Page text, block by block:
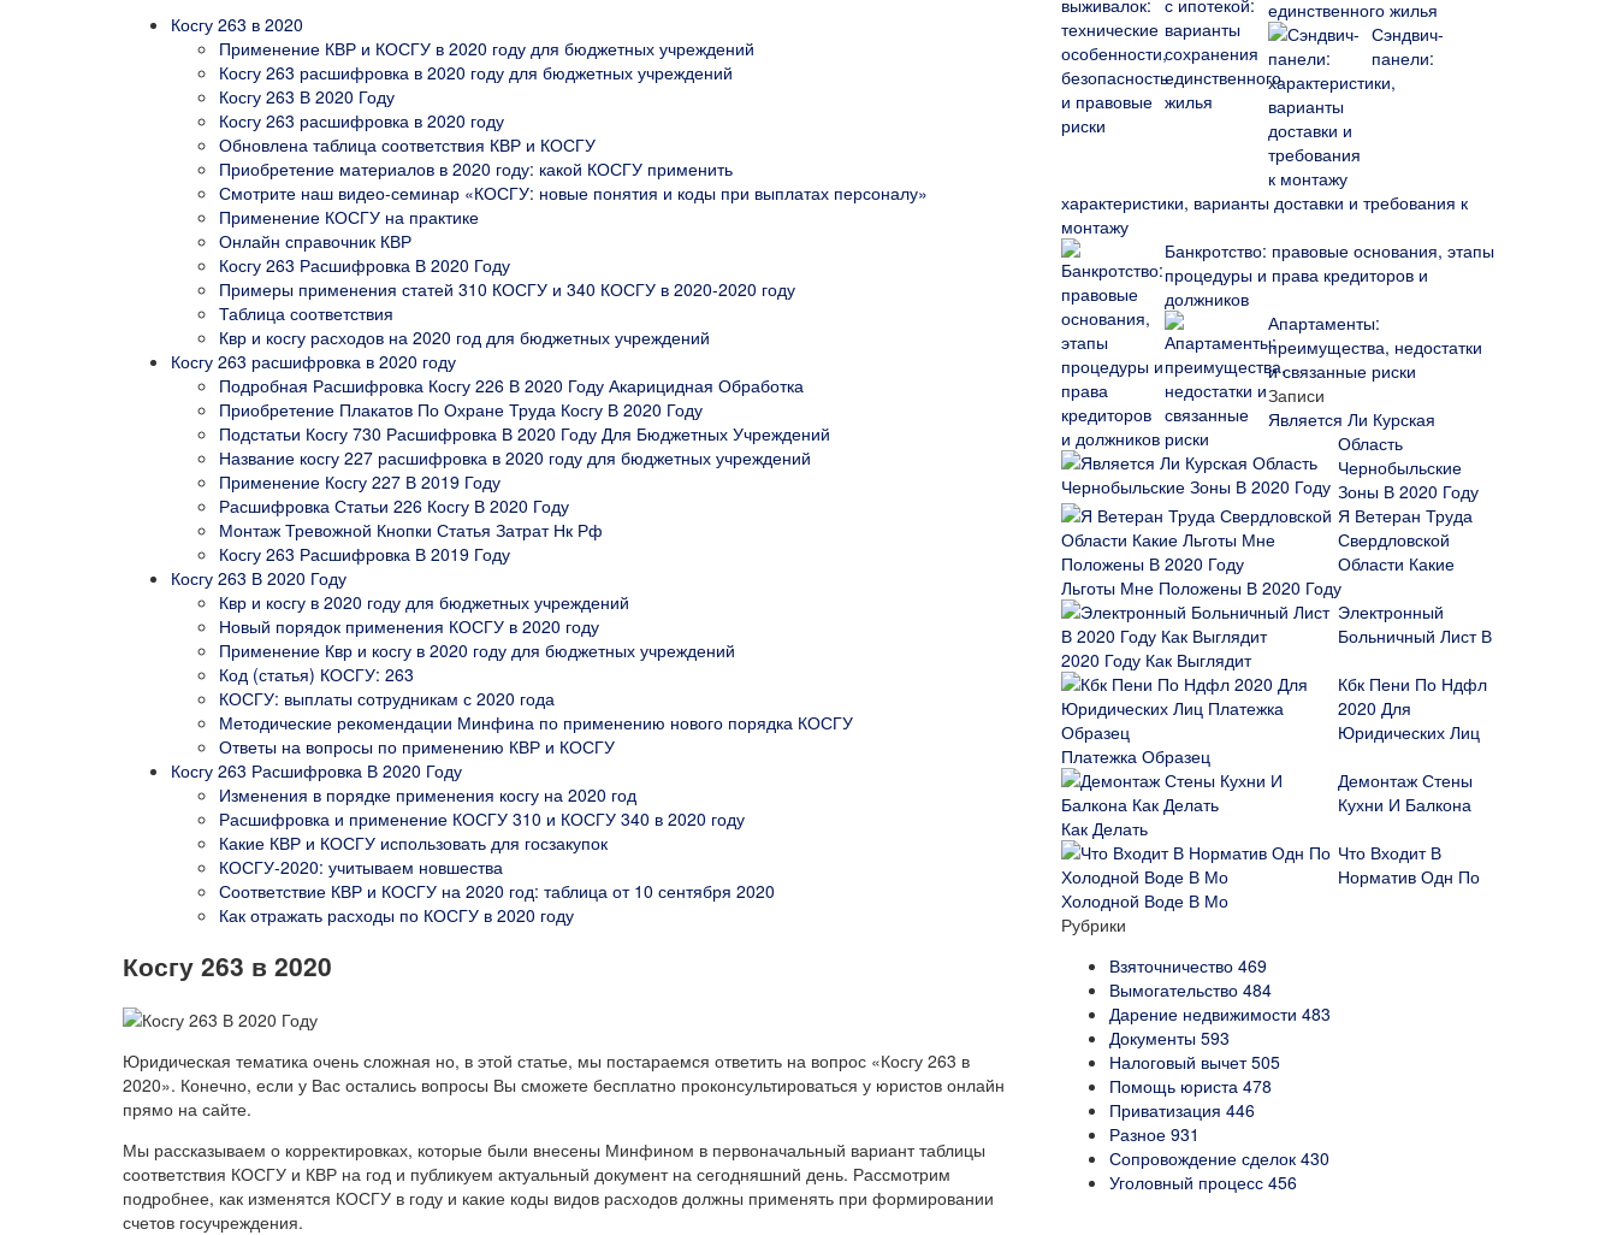
Косгу 263 в 2020
Применение КВР и КОСГУ в 2020 году для бюджетных учреждений
Косгу 263 расшифровка в 2020 году для бюджетных учреждений
Косгу 263 В 2020 Году
Косгу 263 расшифровка в 2020 году
Обновлена таблица соответствия КВР и КОСГУ
Приобретение материалов в 2020 году: какой КОСГУ применить
Смотрите наш видео-семинар «КОСГУ: новые понятия и коды при выплатах персоналу»
Применение КОСГУ на практике
Онлайн справочник КВР
Косгу 263 Расшифровка В 2020 Году
Примеры применения статей 310 КОСГУ и 340 КОСГУ в 2020-2020 году
Таблица соответствия
Квр и косгу расходов на 2020 год для бюджетных учреждений
Косгу 263 расшифровка в 2020 году
Подробная Расшифровка Косгу 226 В 2020 Году Акарицидная Обработка
Приобретение Плакатов По Охране Труда Косгу В 2020 Году
Подстатьи Косгу 730 Расшифровка В 2020 Году Для Бюджетных Учреждений
Название косгу 227 расшифровка в 2020 году для бюджетных учреждений
Применение Косгу 227 В 2019 Году
Расшифровка Статьи 226 Косгу В 2020 Году
Монтаж Тревожной Кнопки Статья Затрат Нк Рф
Косгу 263 Расшифровка В 2019 Году
Косгу 263 В 2020 Году
Квр и косгу в 2020 году для бюджетных учреждений
Новый порядок применения КОСГУ в 2020 году
Применение Квр и косгу в 2020 году для бюджетных учреждений
Код (статья) КОСГУ: 263
КОСГУ: выплаты сотрудникам с 2020 года
Методические рекомендации Минфина по применению нового порядка КОСГУ
Ответы на вопросы по применению КВР и КОСГУ
Косгу 263 Расшифровка В 2020 Году
Изменения в порядке применения косгу на 2020 год
Расшифровка и применение КОСГУ 310 и КОСГУ 340 в 2020 году
Какие КВР и КОСГУ использовать для госзакупок
КОСГУ-2020: учитываем новшества
Соответствие КВР и КОСГУ на 2020 год: таблица от 10 сентября 2020
Как отражать расходы по КОСГУ в 2020 году
Косгу 263 в 2020
Юридическая тематика очень сложная но, в этой статье, мы постараемся ответить на вопрос «Косгу 263 в
2020». Конечно, если у Вас остались вопросы Вы сможете бесплатно проконсультироваться у юристов онлайн
прямо на сайте.
Мы рассказываем о корректировках, которые были внесены Минфином в первоначальный вариант таблицы
соответствия КОСГУ и КВР на год и публикуем актуальный документ на сегодняшний день. Рассмотрим
подробнее, как изменятся КОСГУ в году и какие коды видов расходов должны применять при формировании
счетов госучреждения.
единственного жилья
Сэндвич-
панели:
характеристики, варианты доставки и требования к
монтажу
Банкротство: правовые основания, этапы
процедуры и права кредиторов и
должников
Апартаменты:
преимущества, недостатки
и связанные риски
Записи
Является Ли Курская
Область
Чернобыльские
Зоны В 2020 Году
Я Ветеран Труда
Свердловской
Области Какие
Льготы Мне Положены В 2020 Году
Электронный
Больничный Лист В
2020 Году Как Выглядит
Кбк Пени По Ндфл
2020 Для
Юридических Лиц
Платежка Образец
Демонтаж Стены
Кухни И Балкона
Как Делать
Что Входит В
Норматив Одн По
Холодной Воде В Мо
Рубрики
Взяточничество 469
Вымогательство 484
Дарение недвижимости 483
Документы 593
Налоговый вычет505
Помощь юриста 478
Приватизация 446
Разное 931
Сопровождение сделок 430
Уголовный процесс 456